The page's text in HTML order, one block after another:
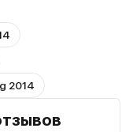
2014